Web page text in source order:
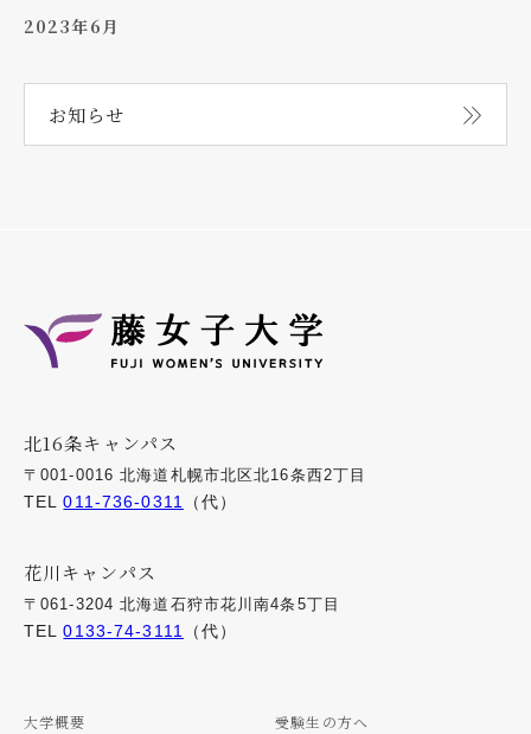
2023年6月
お知らせ
北16条キャンパス
〒001-0016 北海道札幌市北区北16条西2丁目
TEL011-736-0311 （代）
花川キャンパス
〒061-3204 北海道石狩市花川南4条5丁目
TEL0133-74-3111 （代）
大学概要
受験生の方へ